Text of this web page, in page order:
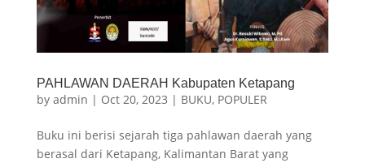
PAHLAWAN DAERAH Kabupaten Ketapang
by admin | Oct 20, 2023 | BUKU, POPULER
Buku ini berisi sejarah tiga pahlawan daerah yang
berasal dari Ketapang, Kalimantan Barat yang